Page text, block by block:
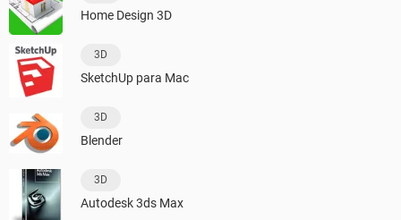
Home Design 3D
3D
SketchUp para Mac
3D
Blender
3D
Autodesk 3ds Max